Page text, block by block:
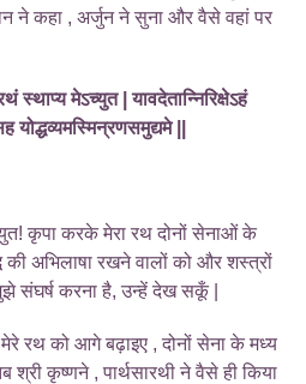
ने कहा , अर्जुन ने सुना और वैसे वहां पर
स्थाप्य मेऽच्युत | यावदेतान्निरिक्षेऽहं
योद्धव्यमस्मिन्रणसमुद्यमे ||
कृपा करके मेरा रथ दोनों सेनाओं के
अभिलाषा रखने वालों को और शस्त्रों
संघर्ष करना है, उन्हें देख सकूँ |
रथ को आगे बढ़ाइए , दोनों सेना के मध्य
कृष्णने , पार्थसारथी ने वैसे ही किया